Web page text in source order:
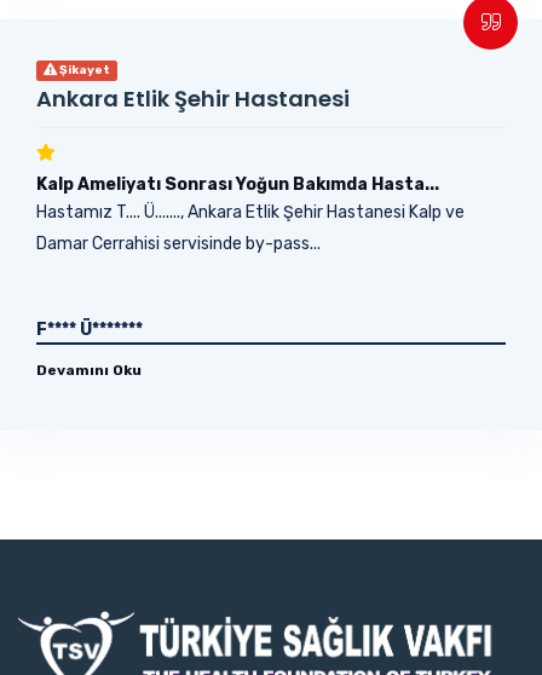
Şikayet
Ankara Etlik Şehir Hastanesi
Kalp Ameliyatı Sonrası Yoğun Bakımda Hasta...
Hastamız T.... Ü......., Ankara Etlik Şehir Hastanesi Kalp ve
Damar Cerrahisi servisinde by-pass...
F**** Ü*******
Devamını Oku